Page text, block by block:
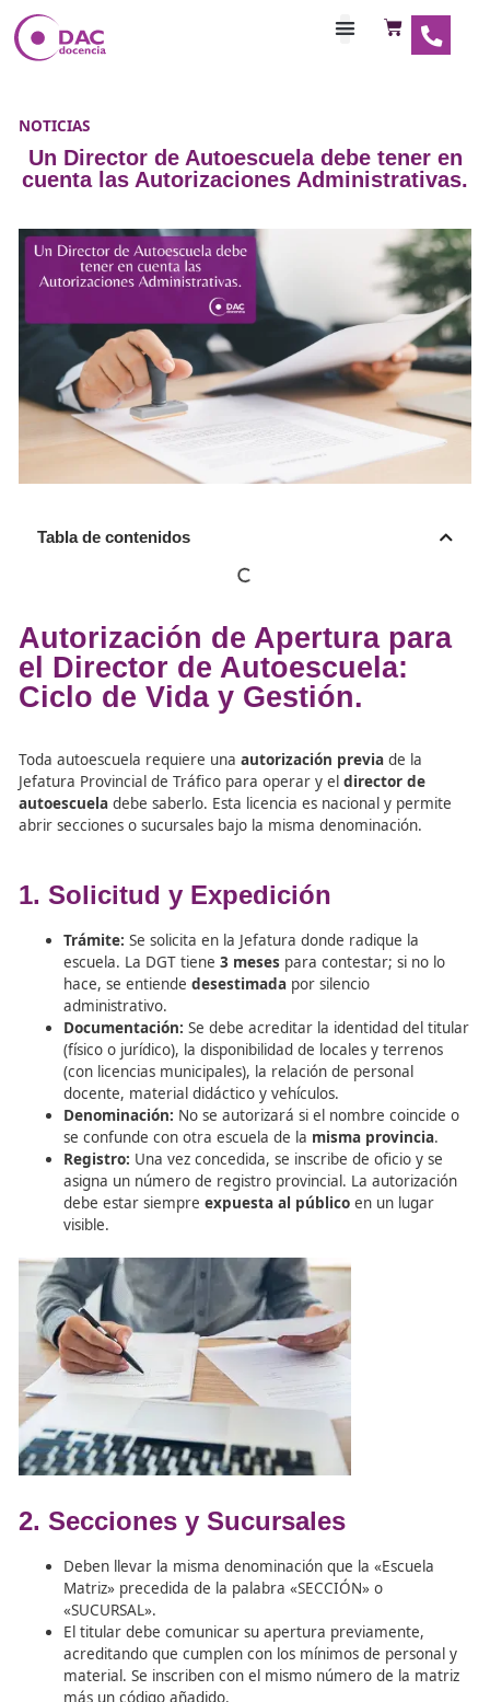
NOTICIAS
Un Director de Autoescuela debe
Tabla de contenidos
Autorización de Apertura
el Director de Autoescuela:
Ciclo de Vida y Gestión.
Toda autoescuela requiere unaautorización previa
autoescuela debe saberlo. Esta licencia es nacional y
abrir secciones o sucursales bajo la misma
1. Solicitud y Expedición
Trámite:Se solicita en la Jefatura donde radique
escuela. La DGT tiene3 mesespara contestar; si
hace, se entiendedesestimadapor silencio
administrativo.
Documentación:Se debe acreditar la identidad
(con licencias municipales), la relación de personal
docente, material didáctico y vehículos.
Denominación: No se autorizará si el nombre
se confunde con otra escuela de la
Registro:
Una vez concedida, se inscribe de oficio
asigna un número de registro provincial. La
expuesta al público
visible.